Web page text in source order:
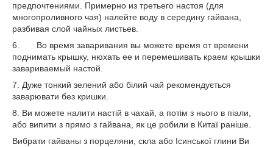
предпочтениями. Примерно из третьего настоя (для
многопроливного чая) налейте воду в середину гайвана,
разбивая слой чайных листьев.
6. Во время заваривания вы можете время от времени
поднимать крышку, нюхать ее и перемешивать краем крышки
завариваемый настой.
7. Дуже тонкий зелений або білий чай рекомендується
заварювати без кришки.
8. Ви можете налити настій в чахай, а потім з нього в піали,
або випити з прямо з гайвана, як це робили в Китаї раніше.
Вибрати гайваны з порцеляни, скла або Ісинської глини Ви